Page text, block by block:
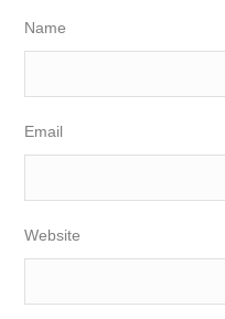
Name
Email
Website